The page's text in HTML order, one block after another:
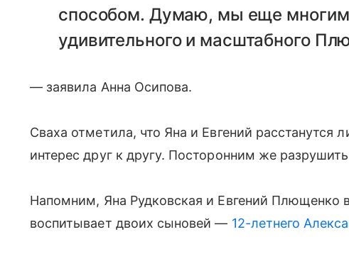
способом. Думаю, мы еще многим
удивительного и масштабного
— заявила Анна Осипова.
Сваха отметила, что Яна и Евгений расстанутся
интерес друг к другу. Посторонним же
Напомним, Яна Рудковская и Евгений Плющенко
воспитывает двоих сыновей — 12-летнего